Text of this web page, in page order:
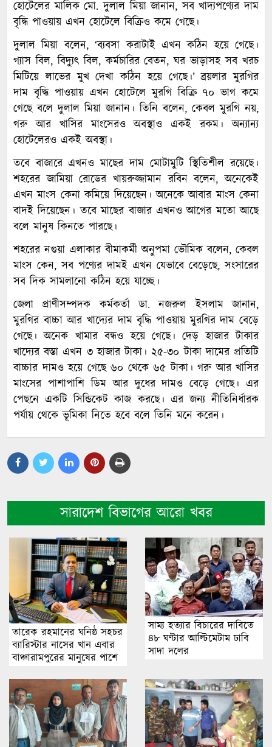
হোটেলের মালিক মো. দুলাল মিয়া জানান, সব খাদ্যপণ্যের দাম
বৃদ্ধি পাওয়ায় এখন হোটেলে বিক্রিও কমে গেছে।
দুলাল মিয়া বলেন, ‘ব্যবসা করাটাই এখন কঠিন হয়ে গেছে।
গ্যাস বিল, বিদ্যুৎ বিল, কর্মচারির বেতন, ঘর ভাড়াসহ সব খরচ
মিটিয়ে লাভের মুখ দেখা কঠিন হয়ে গেছে।’ ব্রয়লার মুরগির
দাম বৃদ্ধি পাওয়ায় এখন হোটেলে মুরগি বিক্রি ৭০ ভাগ কমে
গেছে বলে দুলাল মিয়া জানান। তিনি বলেন, কেবল মুরগি নয়,
গরু আর খাসির মাংসেরও অবস্থাও একই রকম। অন্যান্য
হোটেলেরও একই অবস্থা।
তবে বাজারে এখনও মাছের দাম মোটামুটি স্থিতিশীল রয়েছে।
শহরের জামিয়া রোডের খায়রুজ্জামান রবিন বলেন, অনেকেই
এখন মাংস কেনা কমিয়ে দিয়েছেন। অনেকে আবার মাংস কেনা
বাদই দিয়েছেন। তবে মাছের বাজার এখনও আগের মতো আছে
বলে মানুষ কিনতে পারছে।
শহরের নগুয়া এলাকার বীমাকর্মী অনুপমা ভৌমিক বলেন, কেবল
মাংস কেন, সব পণ্যের দামই এখন যেভাবে বেড়েছে, সংসারের
সব দিক সামলানো কঠিন হয়ে যাচ্ছে।
জেলা প্রাণীসম্পদক কর্মকর্তা ডা. নজরুল ইসলাম জানান,
মুরগির বাচ্চা আর খাদ্যের দাম বৃদ্ধি পাওয়ায় মুরগির দাম বেড়ে
গেছে। অনেক খামার বন্ধও হয়ে গেছে। দেড় হাজার টাকার
খাদ্যের বস্তা এখন ৩ হাজার টাকা। ২৫-৩০ টাকা দামের প্রতিটি
বাচ্চার দামও হয়ে গেছে ৬০ থেকে ৬৫ টাকা। গরু আর খাসির
মাংসের পাশাপাশি ডিম আর দুধের দামও বেড়ে গেছে। এর
পেছনে একটি সিন্ডিকেট কাজ করছে। এর জন্য নীতিনির্ধারক
পর্যায় থেকে ভূমিকা নিতে হবে বলে তিনি মনে করেন।
সারাদেশ বিভাগের আরো খবর
তারেক রহমানের ঘনিষ্ঠ সহচর
ব্যারিস্টার নাসের খান এবার
বাঞ্চারামপুরের মানুষের পাশে
সাম্য হত্যার বিচারের দা‌বি‌তে
৪৮ ঘণ্টার আ‌ল্টি‌মেটাম ঢাবি
সাদা দ‌লের